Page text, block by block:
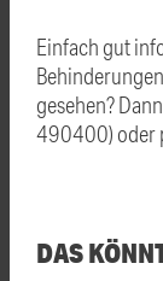
Einfach gut
gesehen?
490400) oder
DAS